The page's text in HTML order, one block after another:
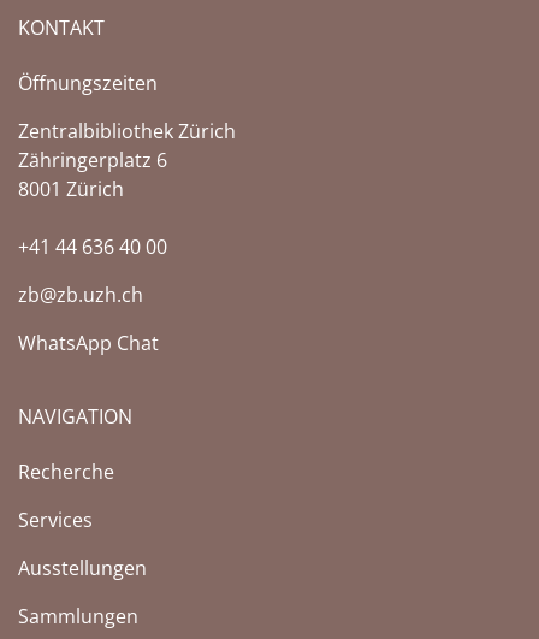
KONTAKT
Öffnungszeiten
Zentralbibliothek Zürich
Zähringerplatz 6
8001 Zürich
+41 44 636 40 00
zb@zb.uzh.ch
WhatsApp Chat
NAVIGATION
Recherche
Services
Ausstellungen
Sammlungen